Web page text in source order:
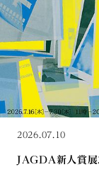
2026.07.10
JAGDA新人賞